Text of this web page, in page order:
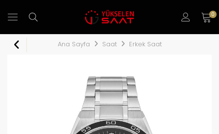
0
Ana Sayfa Saat Erkek Saat